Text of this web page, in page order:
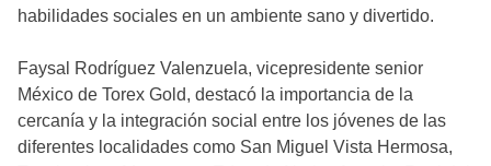
habilidades sociales en un ambiente sano y divertido.
Faysal Rodríguez Valenzuela, vicepresidente senior
México de Torex Gold, destacó la importancia de la
cercanía y la integración social entre los jóvenes de las
diferentes localidades como San Miguel Vista Hermosa,